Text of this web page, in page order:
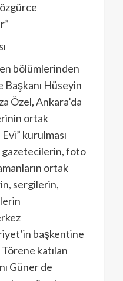
bölümlerinden
Hüseyin
Özel, Ankara’da
ortak
kurulması
gazetecilerin, foto
ortak
sergilerin,
başkentine
katılan
Güner de